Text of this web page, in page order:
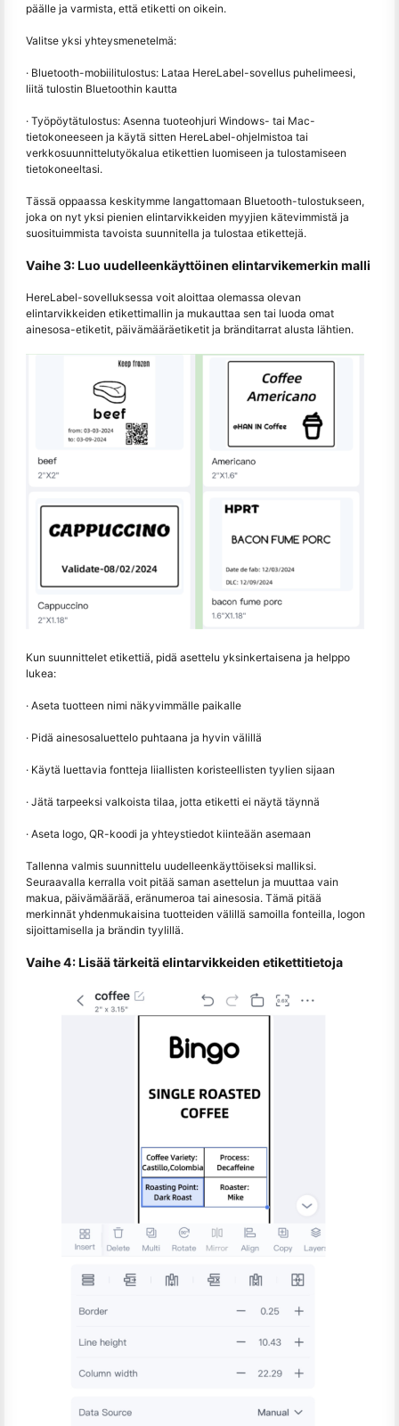
päälle ja varmista, että etiketti on oikein.
Valitse yksi yhteysmenetelmä:
· Bluetooth-mobiilitulostus: Lataa HereLabel-sovellus puhelimeesi,
liitä tulostin Bluetoothin kautta
· Työpöytätulostus: Asenna tuoteohjuri Windows- tai Mac-
tietokoneeseen ja käytä sitten HereLabel-ohjelmistoa tai
verkkosuunnittelutyökalua etikettien luomiseen ja tulostamiseen
tietokoneeltasi.
Tässä oppaassa keskitymme langattomaan Bluetooth-tulostukseen,
joka on nyt yksi pienien elintarvikkeiden myyjien kätevimmistä ja
suosituimmista tavoista suunnitella ja tulostaa etikettejä.
Vaihe 3: Luo uudelleenkäyttöinen elintarvikemerkin malli
HereLabel-sovelluksessa voit aloittaa olemassa olevan
elintarvikkeiden etikettimallin ja mukauttaa sen tai luoda omat
ainesosa-etiketit, päivämääräetiketit ja bränditarrat alusta lähtien.
Kun suunnittelet etikettiä, pidä asettelu yksinkertaisena ja helppo
lukea:
· Aseta tuotteen nimi näkyvimmälle paikalle
· Pidä ainesosaluettelo puhtaana ja hyvin välillä
· Käytä luettavia fontteja liiallisten koristeellisten tyylien sijaan
· Jätä tarpeeksi valkoista tilaa, jotta etiketti ei näytä täynnä
· Aseta logo, QR-koodi ja yhteystiedot kiinteään asemaan
Tallenna valmis suunnittelu uudelleenkäyttöiseksi malliksi.
Seuraavalla kerralla voit pitää saman asettelun ja muuttaa vain
makua, päivämäärää, eränumeroa tai ainesosia. Tämä pitää
merkinnät yhdenmukaisina tuotteiden välillä samoilla fonteilla, logon
sijoittamisella ja brändin tyylillä.
Vaihe 4: Lisää tärkeitä elintarvikkeiden etikettitietoja